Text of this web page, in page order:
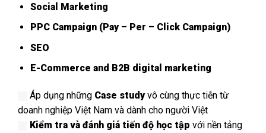
Social Marketing
PPC Campaign (Pay – Per – Click Campaign)
SEO
E-Commerce and B2B digital marketing
Áp dụng những Case studyvô cùng thực tiễn từ
doanh nghiệp Việt Nam và dành cho người Việt
Kiểm tra và đánh giá tiến độ học tập với nền tảng